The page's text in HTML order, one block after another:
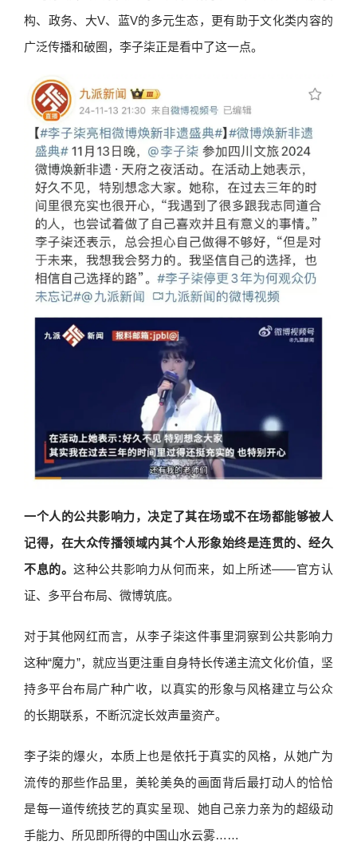
构、政务、大V、蓝V的多元生态，更有助于文化类内容的
广泛传播和破圈，李子柒正是看中了这一点。
一个人的公共影响力，决定了其在场或不在场都能够被人
记得，在大众传播领域内其个人形象始终是连贯的、经久
不息的。这种公共影响力从何而来，如上所述——官方认
证、多平台布局、微博筑底。
对于其他网红而言，从李子柒这件事里洞察到公共影响力
这种“魔力”，就应当更注重自身特长传递主流文化价值，坚
持多平台布局广种广收，以真实的形象与风格建立与公众
的长期联系，不断沉淀长效声量资产。
李子柒的爆火，本质上也是依托于真实的风格，从她广为
流传的那些作品里，美轮美奂的画面背后最打动人的恰恰
是每一道传统技艺的真实呈现、她自己亲力亲为的超级动
手能力、所见即所得的中国山水云雾……